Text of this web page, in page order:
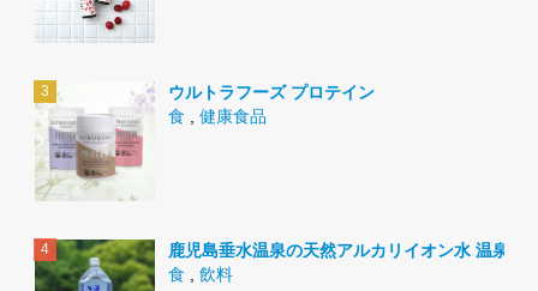
ウルトラフーズ プロテイン
食
健康食品
鹿児島垂水温泉の天然アルカリイオン水 温泉水
食
飲料